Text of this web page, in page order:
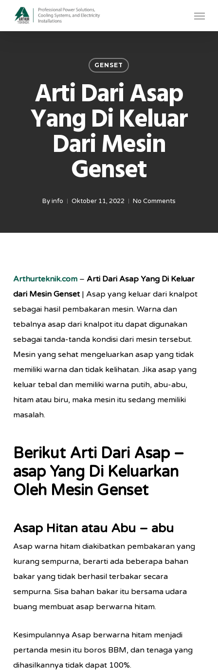
Menu
GENSET
Arti Dari Asap
Yang Di Keluar
Dari Mesin
Genset
Byinfo Oktober 11, 2022 No Comments
Arthurteknik.com– Arti Dari Asap Yang Di Keluar
dari Mesin Genset| Asap yang keluar dari knalpot
sebagai hasil pembakaran mesin. Warna dan
tebalnya asap dari knalpot itu dapat digunakan
sebagai tanda-tanda kondisi dari mesin tersebut.
Mesin yang sehat mengeluarkan asap yang tidak
memiliki warna dan tidak kelihatan. Jika asap yang
keluar tebal dan memiliki warna putih, abu-abu,
hitam atau biru, maka mesin itu sedang memiliki
masalah.
Berikut Arti Dari Asap –
asap Yang Di Keluarkan
Oleh Mesin Genset
Asap Hitan atau Abu – abu
Asap warna hitam diakibatkan pembakaran yang
kurang sempurna, berarti ada beberapa bahan
bakar yang tidak berhasil terbakar secara
sempurna. Sisa bahan bakar itu bersama udara
buang membuat asap berwarna hitam.
Kesimpulannya Asap berwarna hitam menjadi
pertanda mesin itu boros BBM, dan tenaga yang
dihasilkannya tidak dapat 100%.